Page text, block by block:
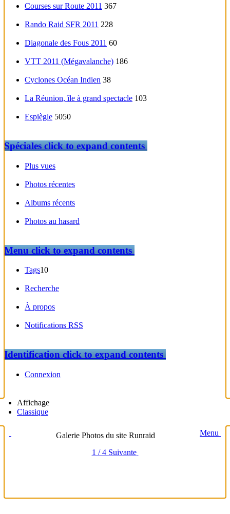
Courses sur Route 2011 367
Rando Raid SFR 2011 228
Diagonale des Fous 2011 60
VTT 2011 (Mégavalanche) 186
Cyclones Océan Indien 38
La Réunion, île à grand spectacle 103
Espiègle 5050
Spécialesclick to expand contents
Plus vues
Photos récentes
Albums récents
Photos au hasard
Menuclick to expand contents
Tags10
Recherche
À propos
Notifications RSS
Identificationclick to expand contents
Connexion
Affichage
Classique
Galerie Photos du site Runraid Menu
1 / 4 Suivante